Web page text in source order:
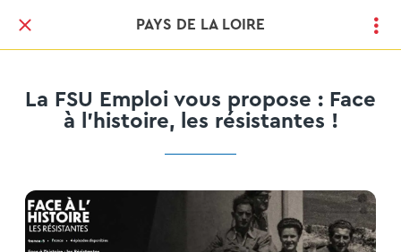
PAYS DE LA LOIRE
La FSU Emploi vous propose : Face
à l'histoire, les résistantes !